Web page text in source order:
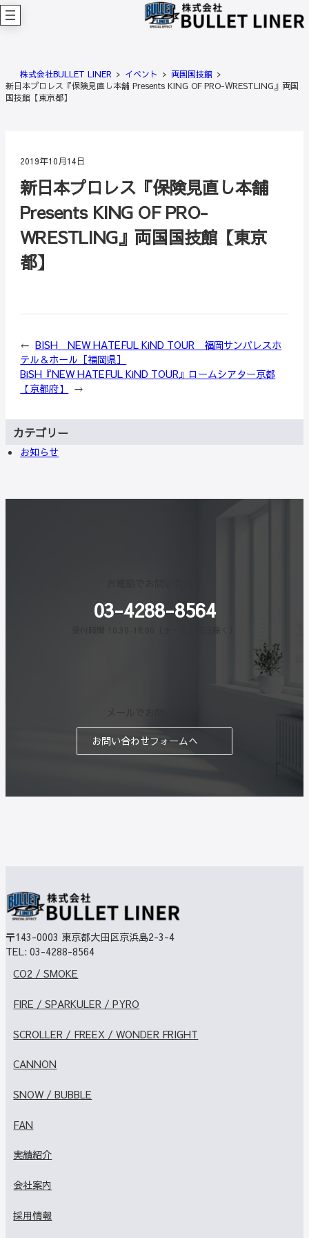
内
容
ッ
プ
株式会社BULLET LINER イベント
両国国技館
新日本プロレス『保険見直し本舗 Presents KING OF PRO-WRESTLING』両国
国技館【東京都】
2019年10月14日
新日本プロレス『保険見直し本舗
Presents KING OF PRO-
WRESTLING』両国国技館【東京
都】
← BISH NEW HATEFUL KiND TOUR 福岡サンパレスホ
テル＆ホール［福岡県］
BiSH『NEW HATEFUL KiND TOUR』ロームシアター京都
【京都府】
→
カテゴリー
お知らせ
03-4288-8564
受付時間 10:30-18:00（土・日・祝日除く）
お問い合わせフォームへ
〒143-0003 東京都大田区京浜島2-3-4
TEL: 03-4288-8564
CO2 / SMOKE
FIRE / SPARKULER / PYRO
SCROLLER / FREEX / WONDER FRIGHT
CANNON
SNOW / BUBBLE
FAN
実績紹介
会社案内
採用情報